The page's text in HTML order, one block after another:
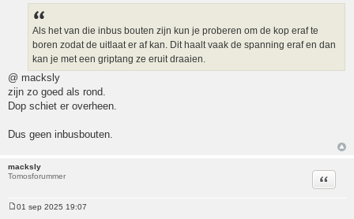
Als het van die inbus bouten zijn kun je proberen om de kop eraf te
boren zodat de uitlaat er af kan. Dit haalt vaak de spanning eraf en dan
kan je met een griptang ze eruit draaien.
@ macksly
zijn zo goed als rond.
Dop schiet er overheen.
Dus geen inbusbouten.
macksly
Tomosforummer
Citeer
Bericht
01 sep 2025 19:07